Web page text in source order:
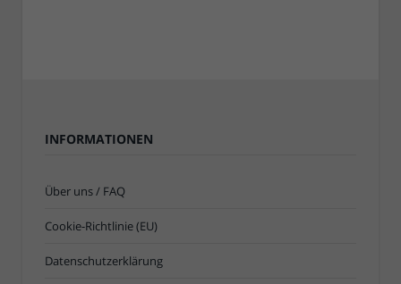
INFORMATIONEN
Über uns / FAQ
Cookie-Richtlinie (EU)
Datenschutzerklärung